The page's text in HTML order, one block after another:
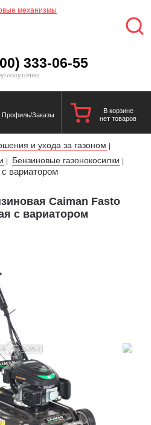
333-06-55
Профиль/Заказы
В корзине
нет товаров
и ухода за газоном |
| Бензиновые газонокосилки |
вариатором
Caiman Fasto
с вариатором